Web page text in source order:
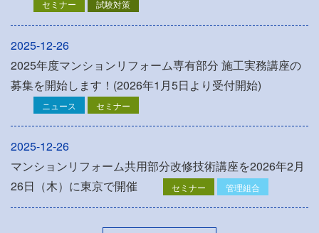
セミナー 試験対策
2025-12-26
2025年度マンションリフォーム専有部分 施工実務講座の
募集を開始します！(2026年1月5日より受付開始)
ニュース セミナー
2025-12-26
マンションリフォーム共用部分改修技術講座を2026年2月
26日（木）に東京で開催
セミナー 管理組合